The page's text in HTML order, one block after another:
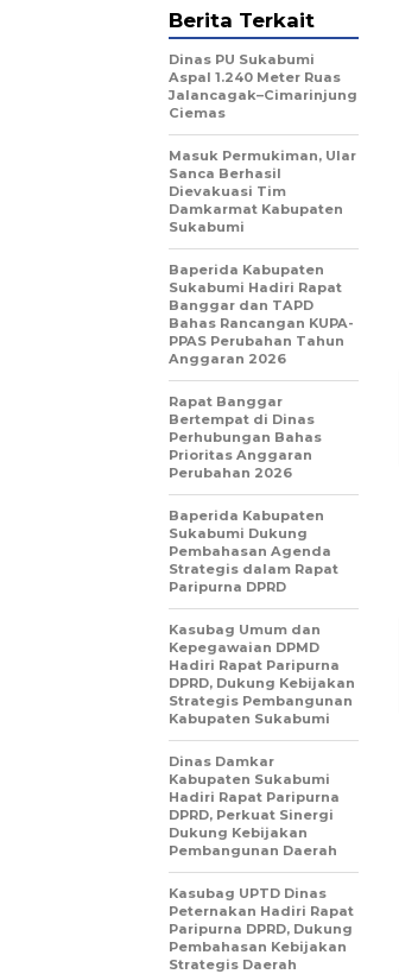
Berita Terkait
Dinas PU Sukabumi
Aspal 1.240 Meter Ruas
Jalancagak–Cimarinjung
Ciemas
Masuk Permukiman, Ular
Sanca Berhasil
Dievakuasi Tim
Damkarmat Kabupaten
Sukabumi
Baperida Kabupaten
Sukabumi Hadiri Rapat
Banggar dan TAPD
Bahas Rancangan KUPA-
PPAS Perubahan Tahun
Anggaran 2026
Rapat Banggar
Bertempat di Dinas
Perhubungan Bahas
Prioritas Anggaran
Perubahan 2026
Baperida Kabupaten
Sukabumi Dukung
Pembahasan Agenda
Strategis dalam Rapat
Paripurna DPRD
Kasubag Umum dan
Kepegawaian DPMD
Hadiri Rapat Paripurna
DPRD, Dukung Kebijakan
Strategis Pembangunan
Kabupaten Sukabumi
Dinas Damkar
Kabupaten Sukabumi
Hadiri Rapat Paripurna
DPRD, Perkuat Sinergi
Dukung Kebijakan
Pembangunan Daerah
Kasubag UPTD Dinas
Peternakan Hadiri Rapat
Paripurna DPRD, Dukung
Pembahasan Kebijakan
Strategis Daerah